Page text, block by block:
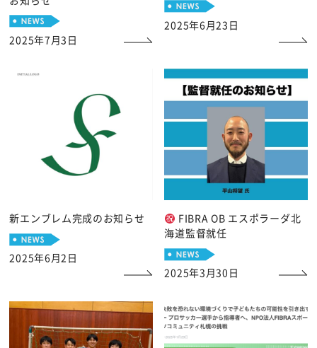
2025年7月3日
2025年6月23日
新エンブレム完成のお知らせ
2025年6月2日
FIBRA OB エスポラーダ北
海道監督就任
2025年3月30日